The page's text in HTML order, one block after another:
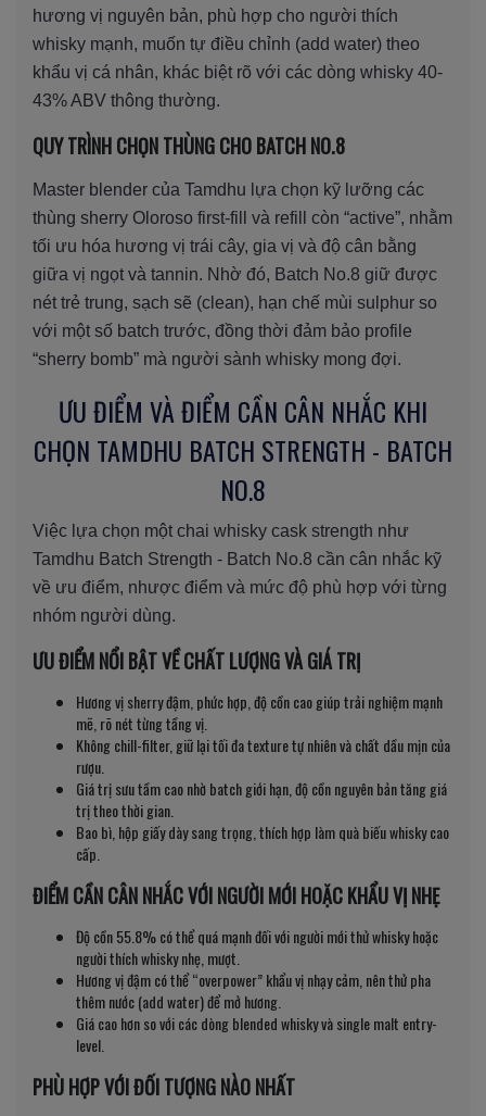
hương vị nguyên bản, phù hợp cho người thích
whisky mạnh, muốn tự điều chỉnh (add water) theo
khẩu vị cá nhân, khác biệt rõ với các dòng whisky 40-
43% ABV thông thường.
QUY TRÌNH CHỌN THÙNG CHO BATCH NO.8
Master blender của Tamdhu lựa chọn kỹ lưỡng các
thùng sherry Oloroso first-fill và refill còn “active”, nhằm
tối ưu hóa hương vị trái cây, gia vị và độ cân bằng
giữa vị ngọt và tannin. Nhờ đó, Batch No.8 giữ được
nét trẻ trung, sạch sẽ (clean), hạn chế mùi sulphur so
với một số batch trước, đồng thời đảm bảo profile
“sherry bomb” mà người sành whisky mong đợi.
ƯU ĐIỂM VÀ ĐIỂM CẦN CÂN NHẮC KHI
CHỌN TAMDHU BATCH STRENGTH - BATCH
NO.8
Việc lựa chọn một chai whisky cask strength như
Tamdhu Batch Strength - Batch No.8 cần cân nhắc kỹ
về ưu điểm, nhược điểm và mức độ phù hợp với từng
nhóm người dùng.
ƯU ĐIỂM NỔI BẬT VỀ CHẤT LƯỢNG VÀ GIÁ TRỊ
Hương vị sherry đậm, phức hợp, độ cồn cao giúp trải nghiệm mạnh
mẽ, rõ nét từng tầng vị.
Không chill-filter, giữ lại tối đa texture tự nhiên và chất dầu mịn của
rượu.
Giá trị sưu tầm cao nhờ batch giới hạn, độ cồn nguyên bản tăng giá
trị theo thời gian.
Bao bì, hộp giấy dày sang trọng, thích hợp làm quà biếu whisky cao
cấp.
ĐIỂM CẦN CÂN NHẮC VỚI NGƯỜI MỚI HOẶC KHẨU VỊ NHẸ
Độ cồn 55.8% có thể quá mạnh đối với người mới thử whisky hoặc
người thích whisky nhẹ, mượt.
Hương vị đậm có thể “overpower” khẩu vị nhạy cảm, nên thử pha
thêm nước (add water) để mở hương.
Giá cao hơn so với các dòng blended whisky và single malt entry-
level.
PHÙ HỢP VỚI ĐỐI TƯỢNG NÀO NHẤT